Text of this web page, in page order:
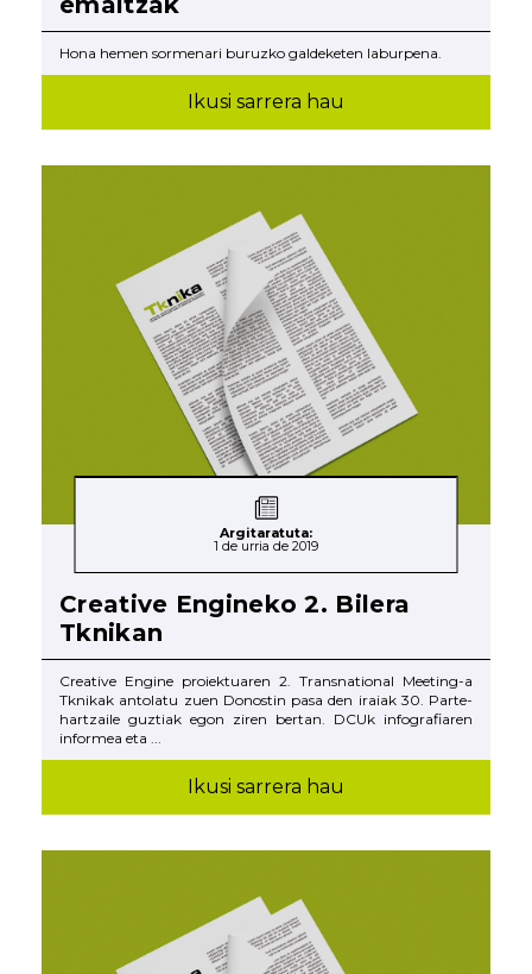
Hona hemen sormenari buruzko galdeketen laburpena.
Ikusi sarrera hau
Argitaratuta:
1 de urria de 2019
Creative Engineko 2. Bilera
Tknikan
Creative Engine proiektuaren 2. Transnational Meeting-a
Tknikak antolatu zuen Donostin pasa den iraiak 30. Parte-
hartzaile guztiak egon ziren bertan. DCUk infografiaren
informea eta ...
Ikusi sarrera hau